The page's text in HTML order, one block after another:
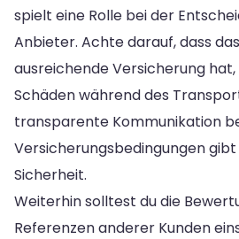
spielt eine Rolle bei der
Anbieter. Achte darauf, dass
ausreichende Versicherung
Schäden während des
transparente Kommunikation
Versicherungsbedingungen
Sicherheit.
Weiterhin solltest du die
Referenzen anderer Kunden